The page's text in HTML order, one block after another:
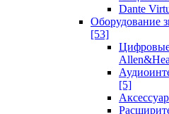
Dante
Оборудование
[53]
[5]